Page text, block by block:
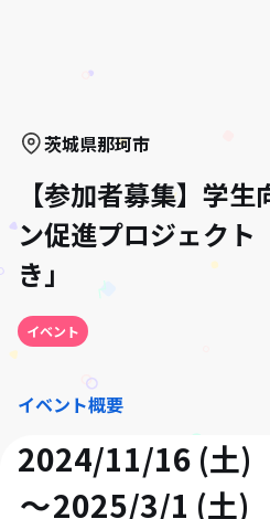
茨城県那珂市
【参加者募集】学
ン促進プロジェクト
き」
イベント
イベント概要
2024/11/16 (土)
2025/3/1 (土)